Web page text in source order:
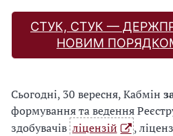
СТУК, СТУК —
НОВИМ
Сьогодні, 30 вересня, Кабмін
формування та ведення
здобувачів ліцензій
,